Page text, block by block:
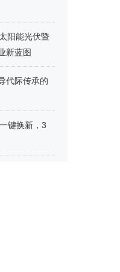
阳能光伏暨
新蓝图
代际传承的‌
键换新，3